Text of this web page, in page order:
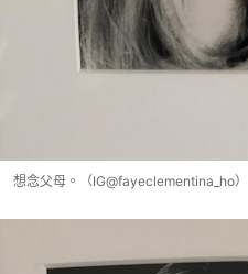
想念父母。（IG@fayeclementina_ho）